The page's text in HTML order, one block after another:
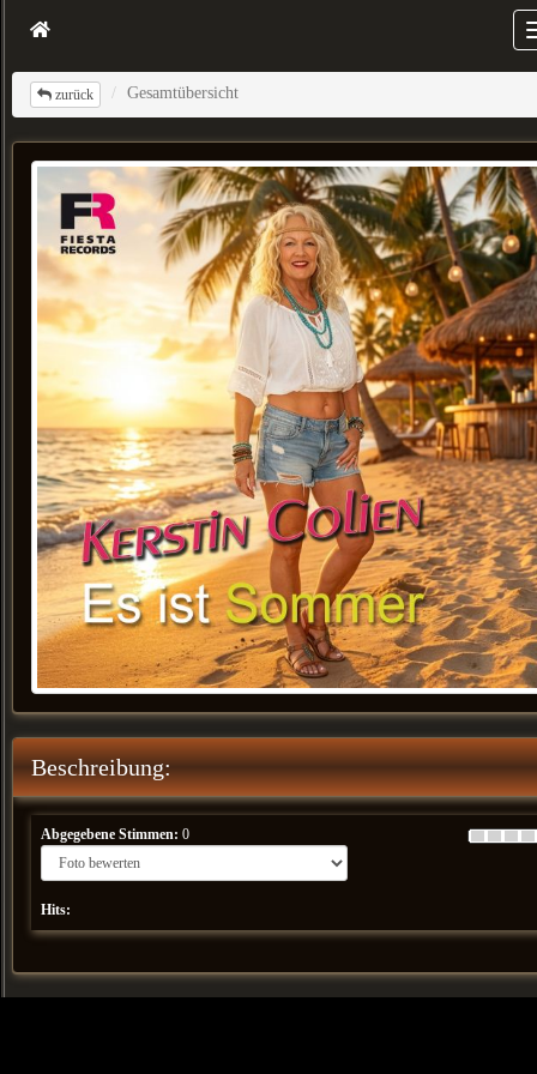
zurück Gesamtübersicht
Beschreibung:
Abgegebene Stimmen: 0
Hits: